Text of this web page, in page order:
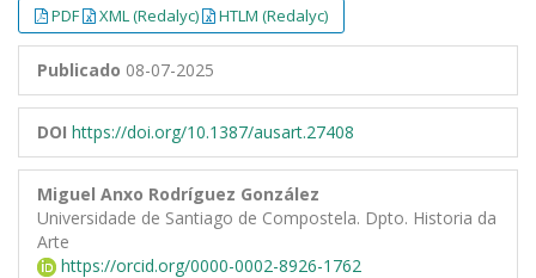
PDF XML (Redalyc) HTLM (Redalyc)
Publicado 08-07-2025
DOI https://doi.org/10.1387/ausart.27408
Miguel Anxo Rodríguez González
Universidade de Santiago de Compostela. Dpto. Historia da
Arte
https://orcid.org/0000-0002-8926-1762